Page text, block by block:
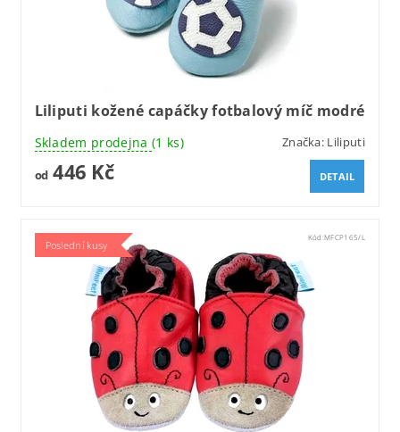
Liliputi kožené capáčky fotbalový míč modré
Skladem prodejna (1 ks) Značka: Liliputi
od446 Kč DETAIL
Poslední kusy
Kód:MFCP165/L